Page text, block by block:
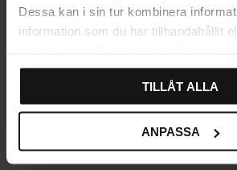
Dessa kan i sin tur kombinera
information som du har tillhandahållit
TILLÅT ALLA
ANPASSA
1950'erne
På lager